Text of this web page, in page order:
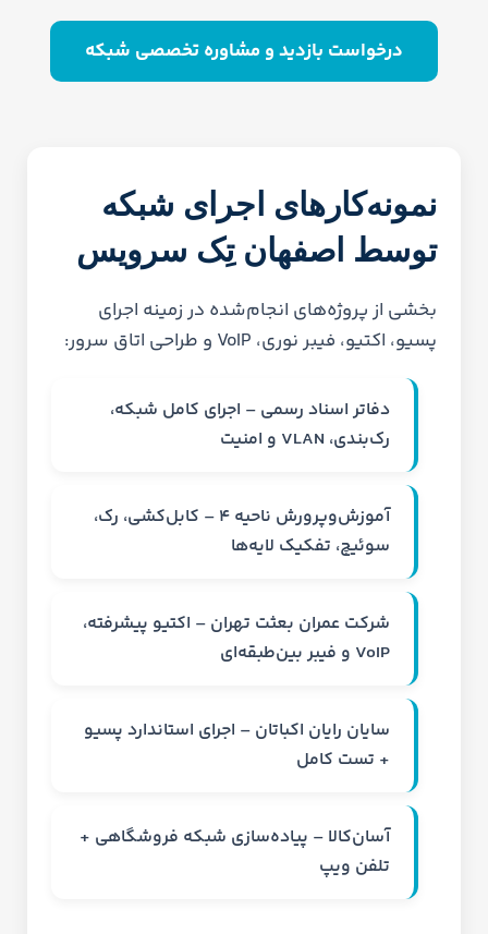
درخواست بازدید و مشاوره تخصصی شبکه
نمونه‌کارهای اجرای شبکه
توسط اصفهان تِک سرویس
بخشی از پروژه‌های انجام‌شده در زمینه اجرای
پسیو، اکتیو، فیبر نوری، VoIP و طراحی اتاق سرور:
دفاتر اسناد رسمی – اجرای کامل شبکه،
رک‌بندی، VLAN و امنیت
آموزش‌وپرورش ناحیه ۴ – کابل‌کشی، رک،
سوئیچ، تفکیک لایه‌ها
شرکت عمران بعثت تهران – اکتیو پیشرفته،
VoIP و فیبر بین‌طبقه‌ای
سایان رایان اکباتان – اجرای استاندارد پسیو
+ تست کامل
آسان‌کالا – پیاده‌سازی شبکه فروشگاهی +
تلفن ویپ